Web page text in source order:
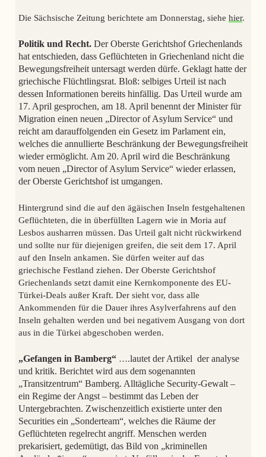
Die Sächsische Zeitung berichtete am Donnerstag, siehe hier.
Politik und Recht. Der Oberste Gerichtshof Griechenlands
hat entschieden, dass Geflüchteten in Griechenland nicht die
Bewegungsfreiheit untersagt werden dürfe. Geklagt hatte der
griechische Flüchtlingsrat. Bloß: selbiges Urteil ist nach
dessen Informationen bereits hinfällig. Das Urteil wurde am
17. April gesprochen, am 18. April benennt der Minister für
Migration einen neuen „Director of Asylum Service“ und
reicht am darauffolgenden ein Gesetz im Parlament ein,
welches die annullierte Beschränkung der Bewegungsfreiheit
wieder ermöglicht. Am 20. April wird die Beschränkung
vom neuen „Director of Asylum Service“ wieder erlassen,
der Oberste Gerichtshof ist umgangen.
Hintergrund sind die auf den ägäischen Inseln festgehaltenen
Geflüchteten, die in überfüllten Lagern wie in Moria auf
Lesbos ausharren müssen. Das Urteil galt nicht rückwirkend
und sollte nur für diejenigen greifen, die seit dem 17. April
auf den Inseln ankamen. Sie dürfen weiter auf das
griechische Festland ziehen. Der Oberste Gerichtshof
Griechenlands setzt damit eine Kernkomponente des EU-
Türkei-Deals außer Kraft. Der sieht vor, dass alle
Ankommenden für die Dauer ihres Asylverfahrens auf den
Inseln gehalten werden und bei negativem Ausgang von dort
aus in die Türkei abgeschoben werden.
„Gefangen in Bamberg“ ….lautet der Artikel deranalyse
und kritik. Berichtet wird aus dem sogenannten
„Transitzentrum“ Bamberg. Alltägliche Security-Gewalt –
ein Regime der Angst – bestimmt das Leben der
Untergebrachten. Zwischenzeitlich existierte unter den
Securities ein „Sonderteam“, welches die Räume der
Geflüchteten regelrecht angriff. Menschen werden
prekarisiert, gedemütigt, das Bild von „kriminellen